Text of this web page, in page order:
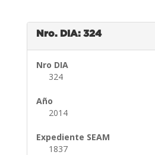
Nro. DIA: 324
Nro DIA
324
Año
2014
Expediente SEAM
1837